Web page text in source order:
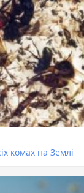
комах на Землі